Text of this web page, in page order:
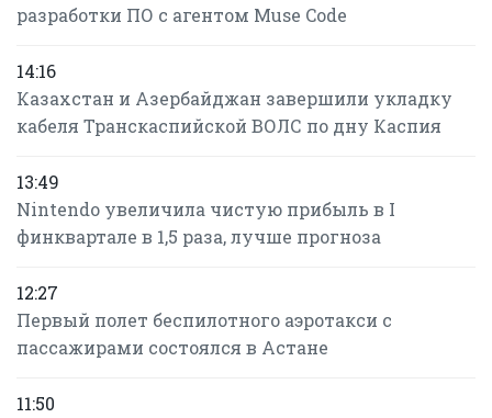
разработки ПО с агентом Muse Code
14:16
Казахстан и Азербайджан завершили укладку
кабеля Транскаспийской ВОЛС по дну Каспия
13:49
Nintendo увеличила чистую прибыль в I
финквартале в 1,5 раза, лучше прогноза
12:27
Первый полет беспилотного аэротакси с
пассажирами состоялся в Астане
11:50